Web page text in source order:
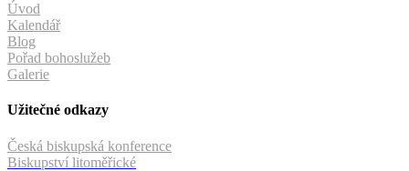
Úvod
Kalendář
Blog
Pořad bohoslužeb
Galerie
Užitečné odkazy
Česká biskupská konference
Biskupství litoměřické